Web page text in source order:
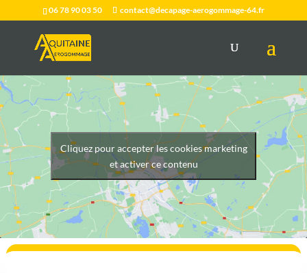
06 78 90 03 50 contact@decapage-aerogommage-64.fr
Cliquez pour accepter les cookies marketing
et activer ce contenu